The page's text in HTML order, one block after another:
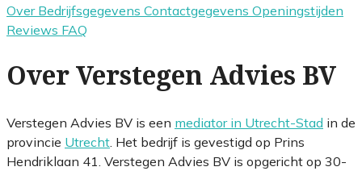
Over Bedrijfsgegevens Contactgegevens Openingstijden
Reviews FAQ
Over Verstegen Advies BV
Verstegen Advies BV is een mediator in Utrecht-Stad in de
provincie Utrecht . Het bedrijf is gevestigd op Prins
Hendriklaan 41. Verstegen Advies BV is opgericht op 30-